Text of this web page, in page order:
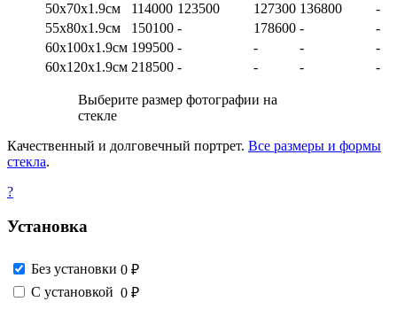
50х70х1.9см
114000 123500 127300 136800
-
55х80х1.9см
150100 - 178600 -
-
60х100х1.9см 199500 - - -
-
60х120х1.9см 218500 - - - -
Выберите размер фотографии на
стекле
Качественный и долговечный портрет. Все размеры и формы
стекла.
?
Установка
Без установки 0 ₽
С установкой 0 ₽